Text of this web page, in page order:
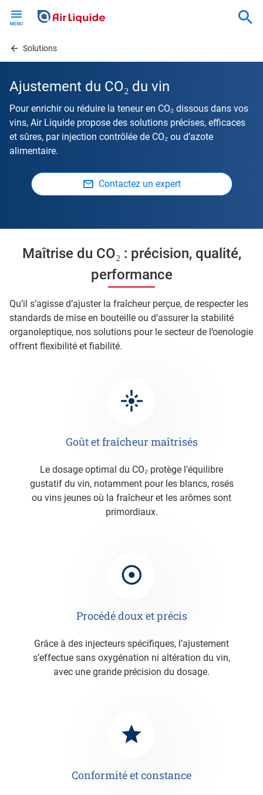
contentSolutions
Ajustement du CO₂ du vin
Pour enrichir ou réduire la teneur en CO₂ dissous dans vos
vins, Air Liquide propose des solutions précises, efficaces
et sûres, par injection contrôlée de CO₂ ou d’azote
alimentaire.
Contactez un expert
Maîtrise du CO₂ : précision, qualité,
performance
Qu’il s’agisse d’ajuster la fraîcheur perçue, de respecter les
standards de mise en bouteille ou d’assurer la stabilité
organoleptique, nos solutions pour le secteur de l’oenologie
offrent flexibilité et fiabilité.
Goût et fraîcheur maîtrisés
Le dosage optimal du CO₂ protège l’équilibre
gustatif du vin, notamment pour les blancs, rosés
ou vins jeunes où la fraîcheur et les arômes sont
primordiaux.
Procédé doux et précis
Grâce à des injecteurs spécifiques, l’ajustement
s’effectue sans oxygénation ni altération du vin,
avec une grande précision du dosage.
Conformité et constance